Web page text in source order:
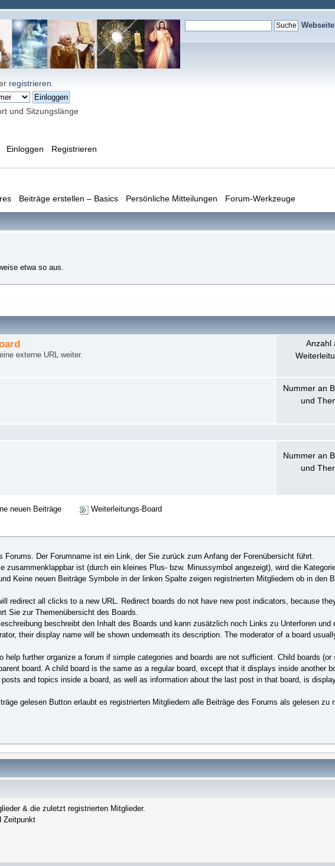
registrieren
und Sitzungslänge
Einloggen Registrieren
Beiträge erstellen – Basics Persönliche Mitteilungen Forum-Werkzeuge
etwa so aus.
externe URL weiter.
Anzahl
Nummer an
und
Nummer an
und
neuen Beiträge Weiterleitungs-Board
Der Forumname ist ein Link, der Sie zurück zum Anfang der Forenübersicht führt.
zusammenklappbar ist (durch ein kleines Plus- bzw. Minussymbol angezeigt), wird die
Keine neuen Beiträge Symbole in der linken Spalte zeigen registrierten Mitgliedern ob in den
redirect all clicks to a new URL. Redirect boards do not have new post indicators, because
Sie zur Themenübersicht des Boards.
beschreibt den Inhalt des Boards und kann zusätzlich noch Links zu Unterforen
their display name will be shown underneath its description. The moderator of a board
help further organize a forum if simple categories and boards are not sufficient. Child boards
board. A child board is the same as a regular board, except that it displays inside another
and topics inside a board, as well as information about the last post in that board, is
gelesen Button erlaubt es registrierten Mitgliedern alle Beiträge des Forums als gelesen zu
& die zuletzt registrierten Mitglieder.
Zeitpunkt